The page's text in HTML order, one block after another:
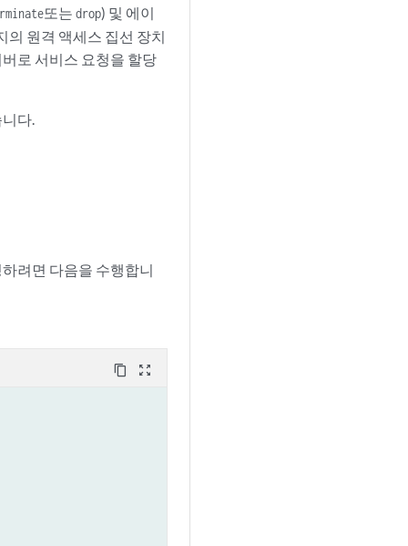
또는 drop) 및 에이
원격 액세스 집선 장치
로 서비스 요청을 할당
다.
려면 다음을 수행합니
content_copy zoom_out_map